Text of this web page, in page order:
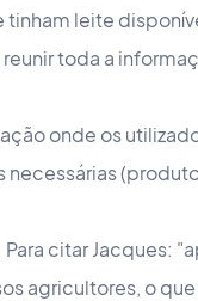
leite
toda a
onde os
citar Jacques:
agricultores, o